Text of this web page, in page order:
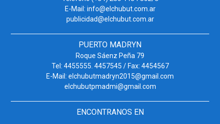
E-Mail: info@elchubut.com.ar
publicidad@elchubut.com.ar
PUERTO MADRYN
Roque Sáenz Peña 79
Tel: 4455555. 4457545 / Fax: 4454567
E-Mail: elchubutmadryn2015@gmail.com
elchubutpmadmi@gmail.com
ENCONTRANOS EN